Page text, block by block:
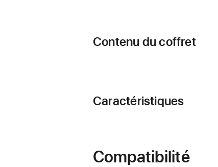
Contenu du coffret
Caractéristiques
Compatibilité